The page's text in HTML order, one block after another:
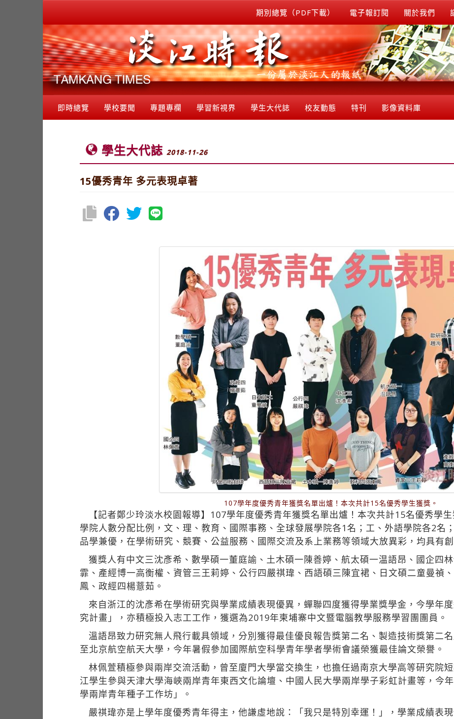
期別總覽（PDF下載） 電子報訂閱 關於我們
即時總覽 學校要聞 專題專欄 學習新視界 學生大代誌 校友動態 特刊 影像資料庫
學生大代誌 2018-11-26
15優秀青年 多元表現卓著
107學年度優秀青年獲獎名單出爐！本次共計15名優秀學生獲獎。
【記者鄭少玲淡水校園報導】107學年度優秀青年獲獎名單出爐！本次共計15名優秀學
學院人數分配比例，文、理、教育、國際事務、全球發展學院各1名；工、外語學院各2名
品學兼優，在學術研究、競賽、公益服務、國際交流及系上業務等領域大放異彩，均具有
獲獎人有中文三沈彥希、數學碩一董庭諭、土木碩一陳善婷、航太碩一温語昂、國企四
霏、產經博一高衡權、資管三王莉婷、公行四嚴祺瑋、西語碩三陳宜裙、日文碩二童曼禎
鳳、政經四楊薏茹。
來自浙江的沈彥希在學術研究與學業成績表現優異，蟬聯四度獲得學業獎學金，今學年
究計畫」，亦積極投入志工工作，獲選為2019年柬埔寨中文暨電腦教學服務學習團團員。
溫語昂致力研究無人飛行載具領域，分別獲得最佳優良報告獎第二名、製造技術獎第二
至北京航空航天大學，今年暑假參加國際航空科學青年學者學術會議榮獲最佳論文榮譽。
林佩萱積極參與兩岸交流活動，曾至廈門大學當交換生，也擔任過南京大學高等研究院
江學生參與天津大學海峽兩岸青年東西文化論壇、中國人民大學兩岸學子彩虹計畫等，今
學兩岸青年種子工作坊」。
嚴祺瑋亦是上學年度優秀青年得主，他謙虛地說：「我只是特別幸運！」，學業成績表